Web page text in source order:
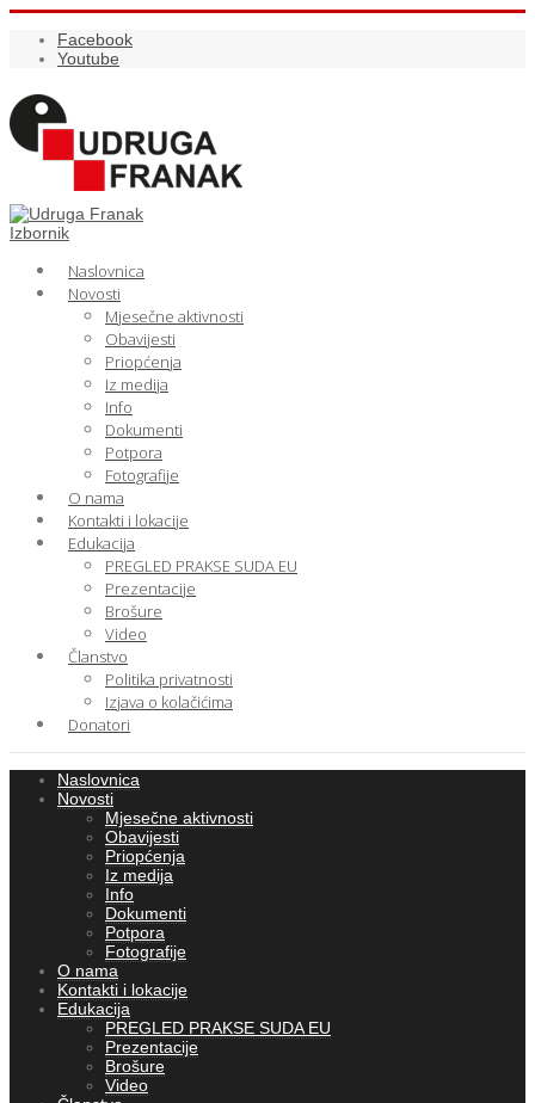
Facebook
Youtube
Izbornik
Naslovnica
Novosti
Mjesečne aktivnosti
Obavijesti
Priopćenja
Iz medija
Info
Dokumenti
Potpora
Fotografije
O nama
Kontakti i lokacije
Edukacija
PREGLED PRAKSE SUDA EU
Prezentacije
Brošure
Video
Članstvo
Politika privatnosti
Izjava o kolačićima
Donatori
Naslovnica
Novosti
Mjesečne aktivnosti
Obavijesti
Priopćenja
Iz medija
Info
Dokumenti
Potpora
Fotografije
O nama
Kontakti i lokacije
Edukacija
PREGLED PRAKSE SUDA EU
Prezentacije
Brošure
Video